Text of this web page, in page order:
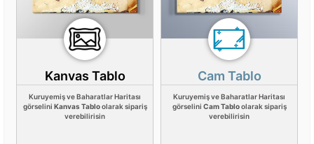
Kanvas Tablo
Kuruyemiş ve Baharatlar Haritası
görselini Kanvas Tabloolarak sipariş
verebilirisin
Cam Tablo
Kuruyemiş ve Baharatlar Haritası
görselini Cam Tabloolarak sipariş
verebilirisin